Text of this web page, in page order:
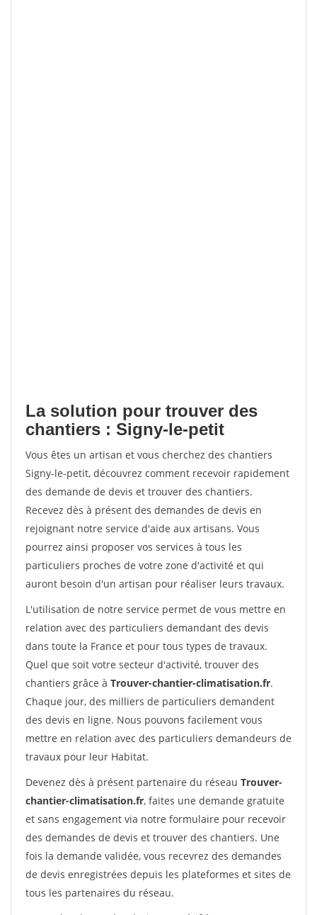
La solution pour trouver des
chantiers : Signy-le-petit
Vous êtes un artisan et vous cherchez des chantiers
Signy-le-petit, découvrez comment recevoir rapidement
des demande de devis et trouver des chantiers.
Recevez dès à présent des demandes de devis en
rejoignant notre service d'aide aux artisans. Vous
pourrez ainsi proposer vos services à tous les
particuliers proches de votre zone d'activité et qui
auront besoin d'un artisan pour réaliser leurs travaux.
L'utilisation de notre service permet de vous mettre en
relation avec des particuliers demandant des devis
dans toute la France et pour tous types de travaux.
Quel que soit votre secteur d'activité, trouver des
chantiers grâce à Trouver-chantier-climatisation.fr.
Chaque jour, des milliers de particuliers demandent
des devis en ligne. Nous pouvons facilement vous
mettre en relation avec des particuliers demandeurs de
travaux pour leur Habitat.
Devenez dès à présent partenaire du réseau Trouver-
chantier-climatisation.fr, faites une demande gratuite
et sans engagement via notre formulaire pour recevoir
des demandes de devis et trouver des chantiers. Une
fois la demande validée, vous recevrez des demandes
de devis enregistrées depuis les plateformes et sites de
tous les partenaires du réseau.